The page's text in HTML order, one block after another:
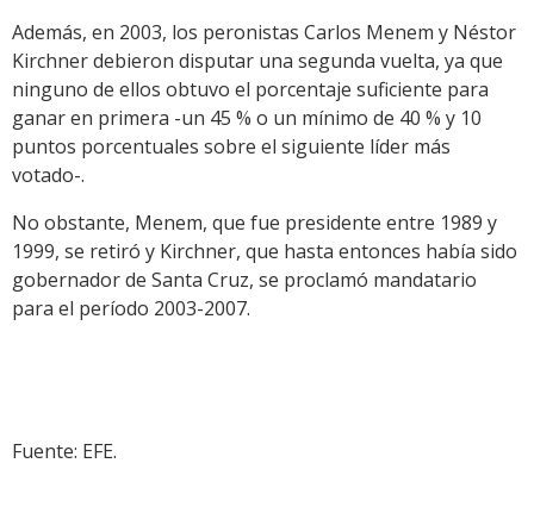
Además, en 2003, los peronistas Carlos Menem y Néstor
Kirchner debieron disputar una segunda vuelta, ya que
ninguno de ellos obtuvo el porcentaje suficiente para
ganar en primera -un 45 % o un mínimo de 40 % y 10
puntos porcentuales sobre el siguiente líder más
votado-.
No obstante, Menem, que fue presidente entre 1989 y
1999, se retiró y Kirchner, que hasta entonces había sido
gobernador de Santa Cruz, se proclamó mandatario
para el período 2003-2007.
Fuente: EFE.